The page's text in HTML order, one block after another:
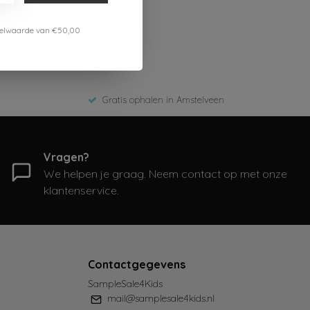
Gratis ophalen in Amstelveen
Vragen?
We helpen je graag. Neem contact op met onze
klantenservice.
Contactgegevens
SampleSale4Kids
mail@samplesale4kids.nl
van €50,00